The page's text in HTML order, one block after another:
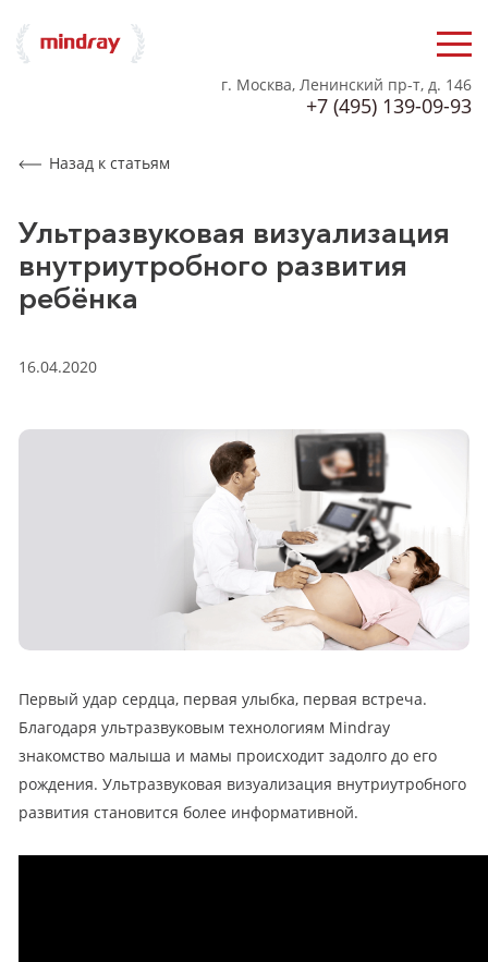
г. Москва, Ленинский пр-т, д. 146
+7 (495) 139-09-93
Назад к статьям
Ультразвуковая визуализация
внутриутробного развития
ребёнка
16.04.2020
Первый удар сердца, первая улыбка, первая встреча.
Благодаря ультразвуковым технологиям Mindray
знакомство малыша и мамы происходит задолго до его
рождения. Ультразвуковая визуализация внутриутробного
развития становится более информативной.